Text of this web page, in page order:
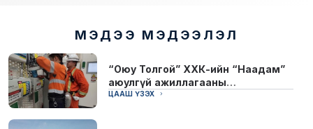
МЭДЭЭ МЭДЭЭЛЭЛ
“Оюу Толгой” ХХК-ийн “Наадам”
аюулгүй ажиллагааны
сайжруулалтын хөтөлбөрт...
ЦААШ ҮЗЭХ